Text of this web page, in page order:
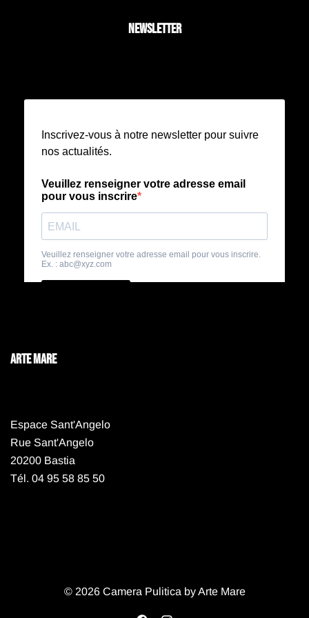
NEWSLETTER
ARTE MARE
Espace Sant'Angelo
Rue Sant'Angelo
20200 Bastia
Tél. 04 95 58 85 50
© 2026 Camera Pulitica by Arte Mare